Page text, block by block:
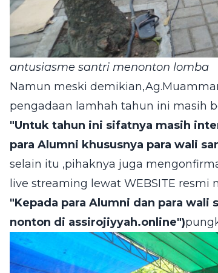
antusiasme santri menonton lomba
Namun meski
pengadaan lamhah tahun ini masih
"Untuk tahun ini sifatnya masih
para Alumni khususnya para wali
selain itu ,pihaknya juga
live streaming lewat WEBSITE resmi
"Kepada para Alumni dan para
nonton di assirojiyyah.online")